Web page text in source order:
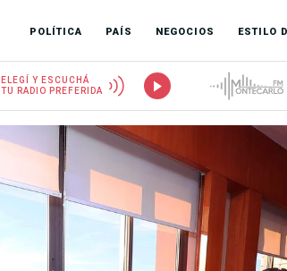
POLÍTICA PAÍS NEGOCIOS ESTILO
ELEGÍ Y ESCUCHÁ
TU RADIO PREFERIDA